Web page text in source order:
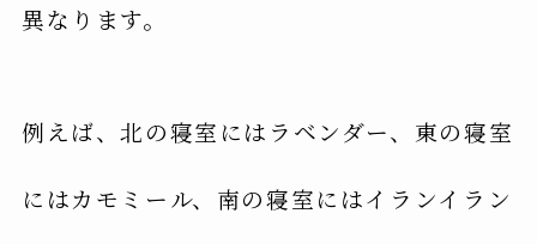
異なります。
例えば、北の寝室にはラベンダー、東の寝室
にはカモミール、南の寝室にはイランイラン